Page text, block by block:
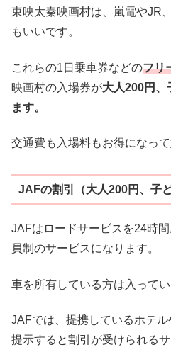
東映太秦映画村は、嵐電やJR
もいいです。
これらの1日乗車券などのフリ
映画村の入場券が大人200円、
ます。
交通費も入場料もお得になっ
JAFの割引（大人200円、子
JAFはロードサービスを24時
員制のサービスになります。
車を所有している方は入って
JAFでは、提携しているホテ
提示すると割引が受けられる